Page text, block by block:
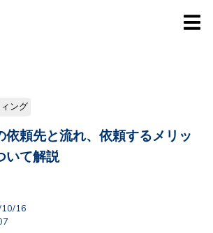
ング
依頼先と流れ、依頼するメリッ
いて解説
16